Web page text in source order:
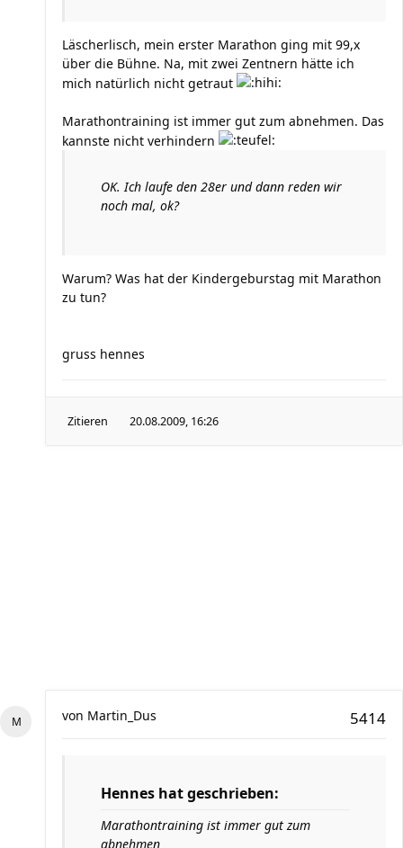
Läscherlisch, mein erster Marathon ging mit 99,x
über die Bühne. Na, mit zwei Zentnern hätte ich
mich natürlich nicht getraut
Marathontraining ist immer gut zum abnehmen. Das
kannste nicht verhindern
OK. Ich laufe den 28er und dann reden wir
noch mal, ok?
Warum? Was hat der Kindergeburstag mit Marathon
zu tun?
gruss hennes
Zitieren 20.08.2009, 16:26
5414
von Martin_Dus
Hennes hat geschrieben:
Marathontraining ist immer gut zum
abnehmen